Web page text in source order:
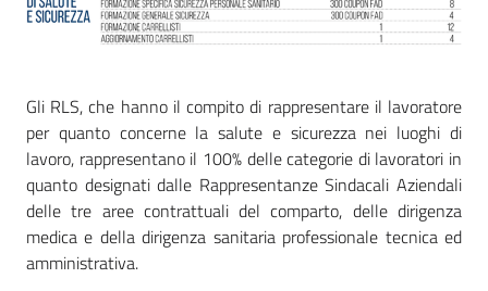
Gli RLS, che hanno il compito di rappresentare il lavoratore
per quanto concerne la salute e sicurezza nei luoghi di
lavoro, rappresentano il 100% delle categorie di lavoratori in
quanto designati dalle Rappresentanze Sindacali Aziendali
delle tre aree contrattuali del comparto, delle dirigenza
medica e della dirigenza sanitaria professionale tecnica ed
amministrativa.